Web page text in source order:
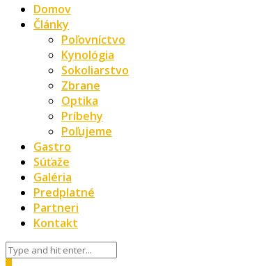
Domov
Články
Poľovníctvo
Kynológia
Sokoliarstvo
Zbrane
Optika
Príbehy
Poľujeme
Gastro
Súťaže
Galéria
Predplatné
Partneri
Kontakt